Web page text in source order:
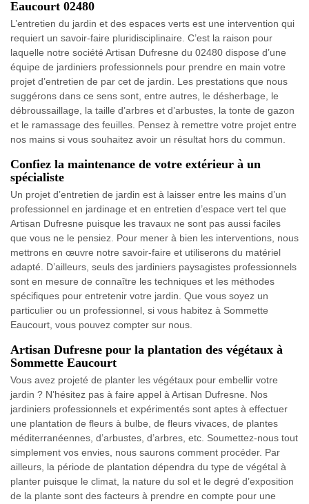
Eaucourt 02480
L’entretien du jardin et des espaces verts est une intervention qui
requiert un savoir-faire pluridisciplinaire. C’est la raison pour
laquelle notre société Artisan Dufresne du 02480 dispose d’une
équipe de jardiniers professionnels pour prendre en main votre
projet d’entretien de par cet de jardin. Les prestations que nous
suggérons dans ce sens sont, entre autres, le désherbage, le
débroussaillage, la taille d’arbres et d’arbustes, la tonte de gazon
et le ramassage des feuilles. Pensez à remettre votre projet entre
nos mains si vous souhaitez avoir un résultat hors du commun.
Confiez la maintenance de votre extérieur à un
spécialiste
Un projet d’entretien de jardin est à laisser entre les mains d’un
professionnel en jardinage et en entretien d’espace vert tel que
Artisan Dufresne puisque les travaux ne sont pas aussi faciles
que vous ne le pensiez. Pour mener à bien les interventions, nous
mettrons en œuvre notre savoir-faire et utiliserons du matériel
adapté. D’ailleurs, seuls des jardiniers paysagistes professionnels
sont en mesure de connaître les techniques et les méthodes
spécifiques pour entretenir votre jardin. Que vous soyez un
particulier ou un professionnel, si vous habitez à Sommette
Eaucourt, vous pouvez compter sur nous.
Artisan Dufresne pour la plantation des végétaux à
Sommette Eaucourt
Vous avez projeté de planter les végétaux pour embellir votre
jardin ? N’hésitez pas à faire appel à Artisan Dufresne. Nos
jardiniers professionnels et expérimentés sont aptes à effectuer
une plantation de fleurs à bulbe, de fleurs vivaces, de plantes
méditerranéennes, d’arbustes, d’arbres, etc. Soumettez-nous tout
simplement vos envies, nous saurons comment procéder. Par
ailleurs, la période de plantation dépendra du type de végétal à
planter puisque le climat, la nature du sol et le degré d’exposition
de la plante sont des facteurs à prendre en compte pour une